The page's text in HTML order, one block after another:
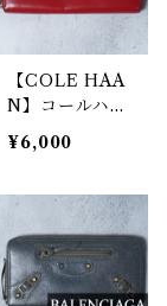
【COLE HAA
N】コールハー
ン ロゴ入レザ
ーロングウォレ
¥6,000